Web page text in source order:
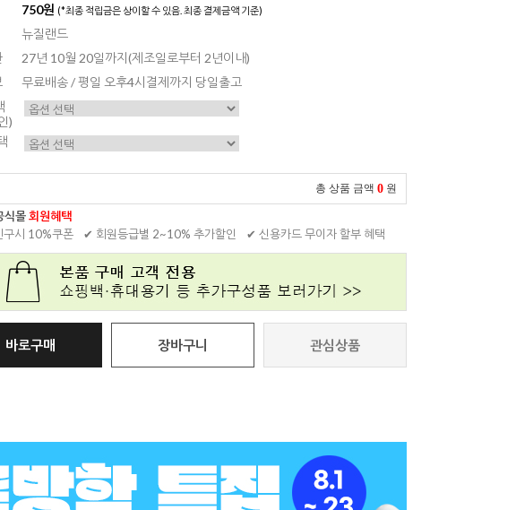
750원 (*최종 적립금은 상이할 수 있음. 최종 결제금액 기준)
뉴질랜드
27년 10월 20일까지(제조일로부터 2년이내)
무료배송 / 평일 오후4시결제까지 당일출고
)
총 상품 금액 0 원
식몰회원혜택
시 10%쿠폰
✔ 회원등급별 2~10% 추가할인 ✔ 신용카드 무이자 할부 혜택
바로구매 장바구니 관심상품